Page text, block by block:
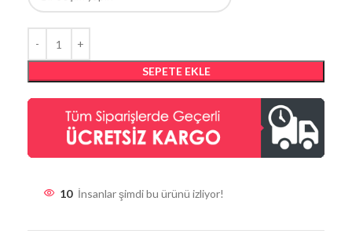
SEPETE EKLE
10 İnsanlar şimdi bu ürünü izliyor!